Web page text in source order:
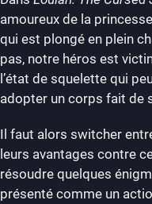
amoureux de la
qui est plongé en plein
pas, notre héros est
l’état de squelette qui
adopter un corps fait de
Il faut alors switcher
leurs avantages contre
résoudre quelques
présenté comme un